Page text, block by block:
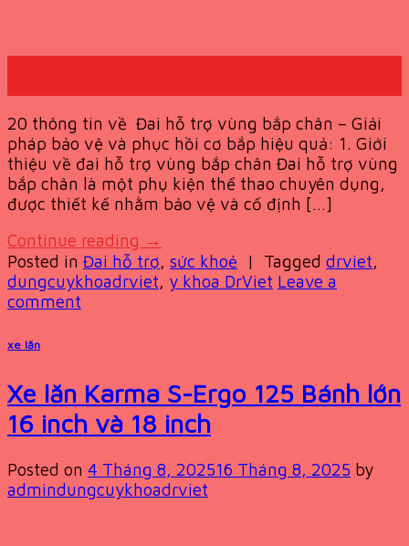
20 thông tin về Đai hỗ trợ vùng bắp chân – Giải
pháp bảo vệ và phục hồi cơ bắp hiệu quả: 1. Giới
thiệu về đai hỗ trợ vùng bắp chân Đai hỗ trợ vùng
bắp chân là một phụ kiện thể thao chuyên dụng,
được thiết kế nhằm bảo vệ và cố định […]
Continue reading →
Posted in Đai hỗ trợ, sức khoẻ | Tagged drviet,
dungcuykhoadrviet, y khoa DrViet Leave a
comment
xe lăn
Xe lăn Karma S-Ergo 125 Bánh lớn
16 inch và 18 inch
Posted on 4 Tháng 8, 202516 Tháng 8, 2025 by
admindungcuykhoadrviet